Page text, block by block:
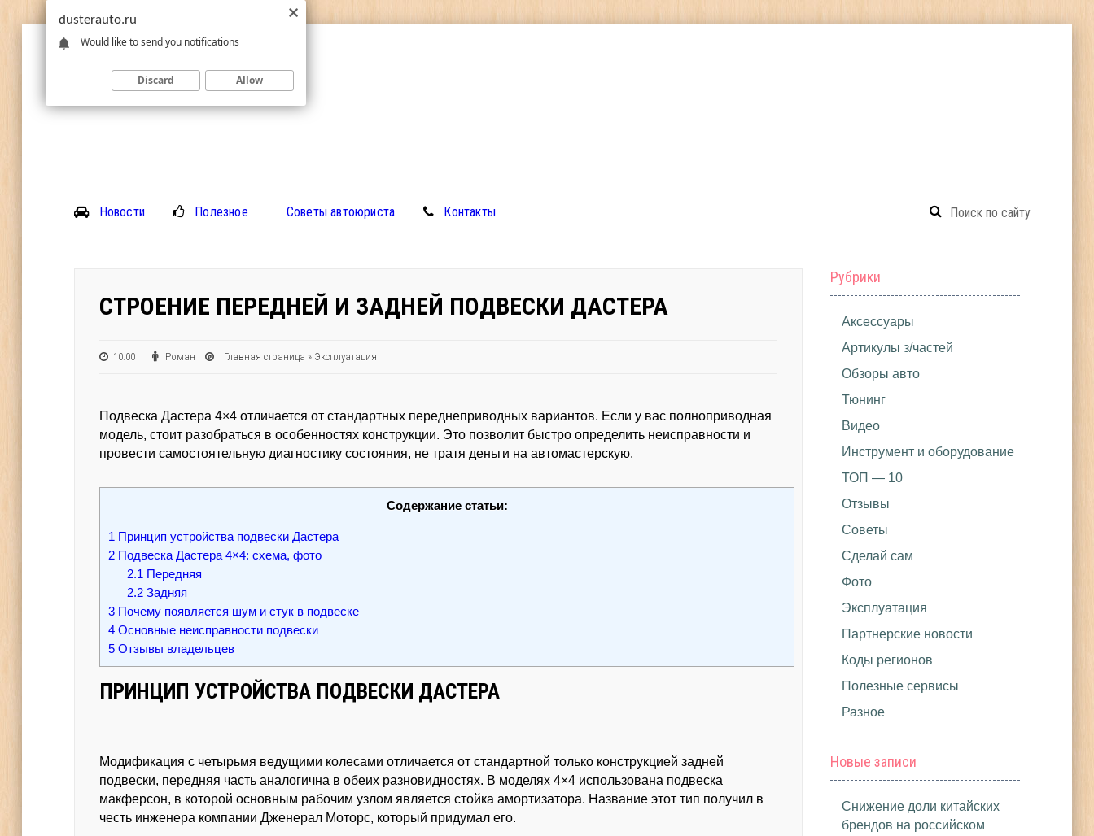
Новости Полезное Советы автоюриста Контакты
СТРОЕНИЕ ПЕРЕДНЕЙ И ЗАДНЕЙ ПОДВЕСКИ ДАСТЕРА
10:00 Роман Главная страница » Эксплуатация
Подвеска Дастера 4×4 отличается от стандартных переднеприводных вариантов. Если у вас полноприводная
модель, стоит разобраться в особенностях конструкции. Это позволит быстро определить неисправности и
провести самостоятельную диагностику состояния, не тратя деньги на автомастерскую.
Содержание статьи:
1 Принцип устройства подвески Дастера
2 Подвеска Дастера 4×4: схема, фото
2.1 Передняя
2.2 Задняя
3 Почему появляется шум и стук в подвеске
4 Основные неисправности подвески
5 Отзывы владельцев
ПРИНЦИП УСТРОЙСТВА ПОДВЕСКИ ДАСТЕРА
Модификация с четырьмя ведущими колесами отличается от стандартной только конструкцией задней
подвески, передняя часть аналогична в обеих разновидностях. В моделях 4×4 использована подвеска
макферсон, в которой основным рабочим узлом является стойка амортизатора. Название этот тип получил в
честь инженера компании Дженерал Моторс, который придумал его.
Рубрики
Аксессуары
Артикулы з/частей
Обзоры авто
Тюнинг
Видео
Инструмент и оборудование
ТОП — 10
Отзывы
Советы
Сделай сам
Фото
Эксплуатация
Партнерские новости
Коды регионов
Полезные сервисы
Разное
Новые записи
Снижение доли китайских
брендов на российском
dusterauto.ru
Would like to send you notifications
Discard Allow